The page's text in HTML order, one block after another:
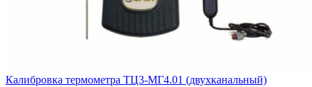
Калибровка термометра ТЦ3-МГ4.01 (двухканальный)